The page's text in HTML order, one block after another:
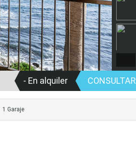
- En alquiler CONSULTAR
1 Garaje